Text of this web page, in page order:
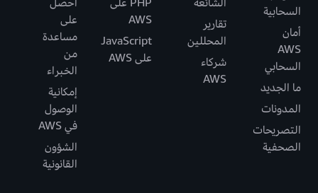
السحابية
أمان
AWS
السحابي
ما الجديد
المدونات
التصريحات
الصحفية
تقارير
المحللين
شركاء
AWS
AWS
JavaScript
على AWS
على
مساعدة
من
الخبراء
إمكانية
الوصول
في AWS
الشؤون
القانونية